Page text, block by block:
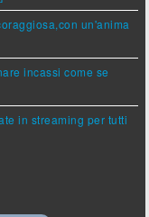
un'anima
incassi come se
in streaming per tutti